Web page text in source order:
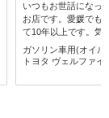
いつもお世話になっ
お店です。愛媛でも
て10年以上です。気
に対応してくれて安
す。購入して1回も
メの店です。
ガソリン車用(オイル
トヨタ ヴェルファイ